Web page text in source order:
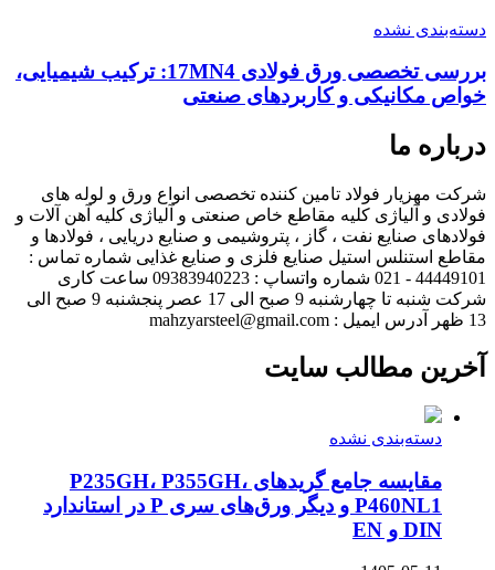
دسته‌بندی نشده
بررسی تخصصی ورق فولادی 17MN4: ترکیب شیمیایی،
خواص مکانیکی و کاربردهای صنعتی
درباره ما
شرکت مهزیار فولاد تامین کننده تخصصی انواع ورق و لوله های
فولادی و آلیاژی کلیه مقاطع خاص صنعتی و آلیاژی کلیه آهن آلات و
فولادهای صنایع نفت ، گاز ، پتروشیمی و صنایع دریایی ، فولادها و
مقاطع استنلس استیل صنایع فلزی و صنایع غذایی شماره تماس :
44449101 - 021 شماره واتساپ : 09383940223 ساعت کاری
شرکت شنبه تا چهارشنبه 9 صبح الی 17 عصر پنجشنبه 9 صبح الی
13 ظهر آدرس ایمیل : mahzyarsteel@gmail.com
آخرین مطالب سایت
دسته‌بندی نشده
مقایسه جامع گریدهای P235GH، P355GH،
P460NL1 و دیگر ورق‌های سری P در استاندارد
DIN و EN